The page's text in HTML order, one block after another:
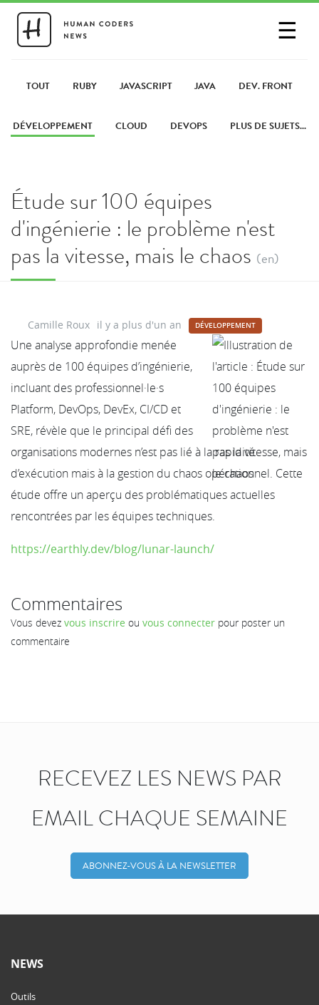
☰
PARTAGER UN LIEN
TOUT RUBY JAVASCRIPT JAVA DEV. FRONT
DÉVELOPPEMENT CLOUD DEVOPS PLUS DE SUJETS...
Étude sur 100 équipes
d'ingénierie : le problème n'est
pas la vitesse, mais le chaos (en)
Camille Roux il y a plus d'un an DÉVELOPPEMENT
Une analyse approfondie menée
auprès de 100 équipes d’ingénierie,
incluant des professionnel·le·s
Platform, DevOps, DevEx, CI/CD et
SRE, révèle que le principal défi des
organisations modernes n’est pas lié à la rapidité
d’exécution mais à la gestion du chaos opérationnel. Cette
étude offre un aperçu des problématiques actuelles
rencontrées par les équipes techniques.
https://earthly.dev/blog/lunar-launch/
Commentaires
Vous devez vous inscrire ou vous connecter pour poster un
commentaire
RECEVEZ LES NEWS PAR
EMAIL CHAQUE SEMAINE
ABONNEZ-VOUS À LA NEWSLETTER
NEWS
Outils